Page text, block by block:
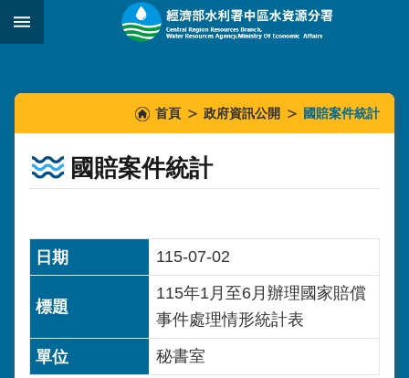
跳到主要內容區塊
::::::
首頁 政府資訊公開 國賠案件統計
國賠案件統計
115-07-02
115年1月至6月辦理國家賠償
事件處理情形統計表
秘書室